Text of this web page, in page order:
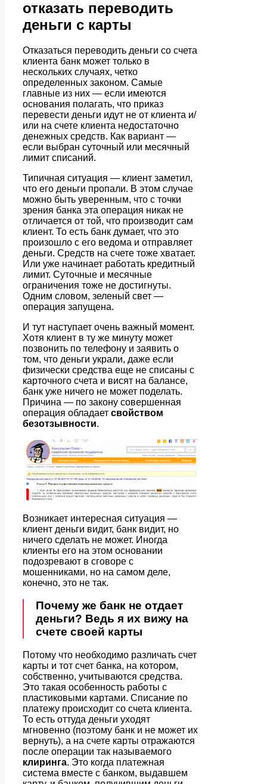
отказать переводить
деньги с карты
Отказаться переводить деньги со счета
клиента банк может только в
нескольких случаях, четко
определенных законом. Самые
главные из них — если имеются
основания полагать, что приказ
перевести деньги идут не от клиента и/
или на счете клиента недостаточно
денежных средств. Как вариант —
если выбран суточный или месячный
лимит списаний.
Типичная ситуация — клиент заметил,
что его деньги пропали. В этом случае
можно быть уверенным, что с точки
зрения банка эта операция никак не
отличается от той, что производит сам
клиент. То есть банк думает, что это
произошло с его ведома и отправляет
деньги. Средств на счете тоже хватает.
Или уже начинает работать кредитный
лимит. Суточные и месячные
ограничения тоже не достигнуты.
Одним словом, зеленый свет —
операция запущена.
И тут наступает очень важный момент.
Хотя клиент в ту же минуту может
позвонить по телефону и заявить о
том, что деньги украли, даже если
физически средства еще не списаны с
карточного счета и висят на балансе,
банк уже ничего не может поделать.
Причина — по закону совершенная
операция обладает свойством
безотзывности.
Возникает интересная ситуация —
клиент деньги видит, банк видит, но
ничего сделать не может. Иногда
клиенты его на этом основании
подозревают в сговоре с
мошенниками, но на самом деле,
конечно, это не так.
Почему же банк не отдает
деньги? Ведь я их вижу на
счете своей карты
Потому что необходимо различать счет
карты и тот счет банка, на котором,
собственно, учитываются средства.
Это такая особенность работы с
пластиковыми картами. Списание по
платежу происходит со счета клиента.
То есть оттуда деньги уходят
мгновенно (поэтому банк и не может их
вернуть), а на счете карты отражаются
после операции так называемого
клиринга. Это когда платежная
система вместе с банком, выдавшем